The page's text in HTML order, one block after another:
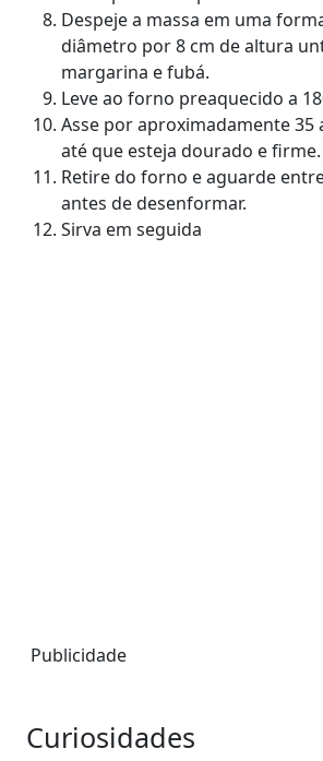
Despeje a massa em uma
diâmetro por 8 cm de altura
margarina e fubá.
Leve ao forno preaquecido a
Asse por aproximadamente 35
até que esteja dourado e firme.
Retire do forno e aguarde
antes de desenformar.
Sirva em seguida
Publicidade
Curiosidades